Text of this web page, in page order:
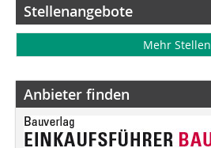
Stellenangebote
Mehr Stellen
Anbieter finden